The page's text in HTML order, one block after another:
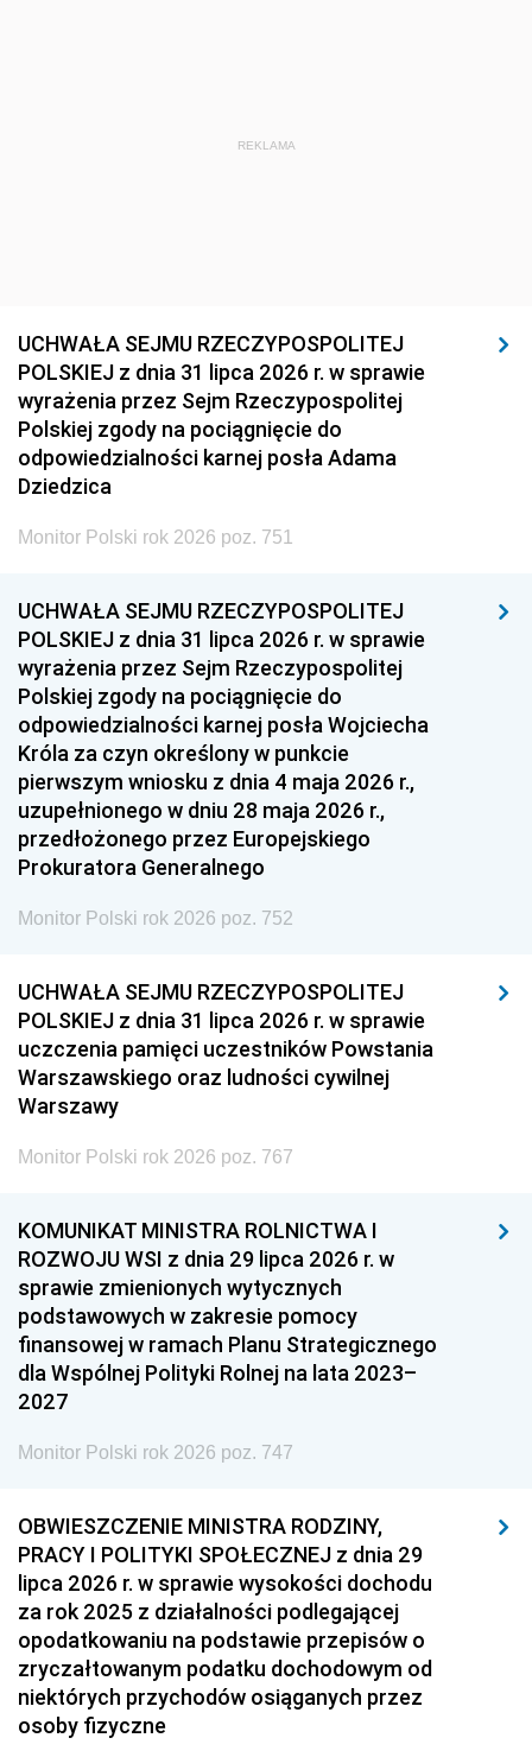
REKLAMA
UCHWAŁA SEJMU RZECZYPOSPOLITEJ
POLSKIEJ z dnia 31 lipca 2026 r. w sprawie
wyrażenia przez Sejm Rzeczypospolitej
Polskiej zgody na pociągnięcie do
odpowiedzialności karnej posła Adama
Dziedzica
Monitor Polski rok 2026 poz. 751
UCHWAŁA SEJMU RZECZYPOSPOLITEJ
POLSKIEJ z dnia 31 lipca 2026 r. w sprawie
wyrażenia przez Sejm Rzeczypospolitej
Polskiej zgody na pociągnięcie do
odpowiedzialności karnej posła Wojciecha
Króla za czyn określony w punkcie
pierwszym wniosku z dnia 4 maja 2026 r.,
uzupełnionego w dniu 28 maja 2026 r.,
przedłożonego przez Europejskiego
Prokuratora Generalnego
Monitor Polski rok 2026 poz. 752
UCHWAŁA SEJMU RZECZYPOSPOLITEJ
POLSKIEJ z dnia 31 lipca 2026 r. w sprawie
uczczenia pamięci uczestników Powstania
Warszawskiego oraz ludności cywilnej
Warszawy
Monitor Polski rok 2026 poz. 767
KOMUNIKAT MINISTRA ROLNICTWA I
ROZWOJU WSI z dnia 29 lipca 2026 r. w
sprawie zmienionych wytycznych
podstawowych w zakresie pomocy
finansowej w ramach Planu Strategicznego
dla Wspólnej Polityki Rolnej na lata 2023–
2027
Monitor Polski rok 2026 poz. 747
OBWIESZCZENIE MINISTRA RODZINY,
PRACY I POLITYKI SPOŁECZNEJ z dnia 29
lipca 2026 r. w sprawie wysokości dochodu
za rok 2025 z działalności podlegającej
opodatkowaniu na podstawie przepisów o
zryczałtowanym podatku dochodowym od
niektórych przychodów osiąganych przez
osoby fizyczne